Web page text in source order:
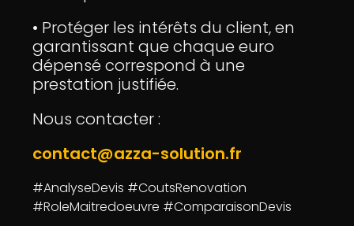
• Protéger les intérêts du client, en
garantissant que chaque euro
dépensé correspond à une
prestation justifiée.
Nous contacter :
contact@azza-solution.fr
#AnalyseDevis #CoutsRenovation
#RoleMaitredoeuvre #ComparaisonDevis